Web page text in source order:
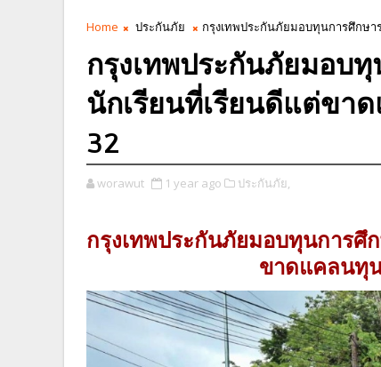
Home ประกันภัย กรุงเทพประกันภัยมอบทุนการศึกษ
กรุงเทพประกันภัยมอบ
นักเรียนที่เรียนดีแต่ขา
32
worawut 1 year ago ประกันภัย,
กรุงเทพประกันภัยมอบทุนการศึ
ขาดแคลนทุ